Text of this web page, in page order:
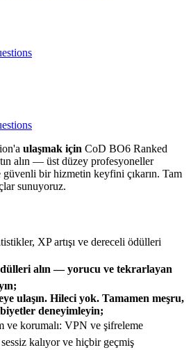
ulaşmak için CoD BO6 Ranked
alın — üst düzey profesyoneller
güvenli bir hizmetin keyfini çıkarın. Tam
sunuyoruz.
XP artışı ve dereceli ödülleri
alın — yorucu ve tekrarlayan
ulaşın. Hileci yok. Tamamen meşru,
deneyimleyin;
ve korumalı: VPN ve şifreleme
kalıyor ve hiçbir geçmiş